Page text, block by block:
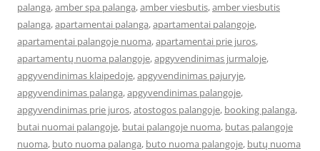
palanga,amber spa palanga,amber viesbutis,amber viesbutis
palanga,apartamentai palanga,apartamentai palangoje,
apartamentai palangoje nuoma,apartamentai prie juros,
apartamentų nuoma palangoje,apgyvendinimas jurmaloje,
apgyvendinimas klaipedoje,apgyvendinimas pajuryje,
apgyvendinimas palanga,apgyvendinimas palangoje,
apgyvendinimas prie juros,atostogos palangoje, booking palanga,
butai nuomai palangoje, butai palangoje nuoma, butas palangoje
nuoma, buto nuoma palanga, buto nuoma palangoje, butų nuoma